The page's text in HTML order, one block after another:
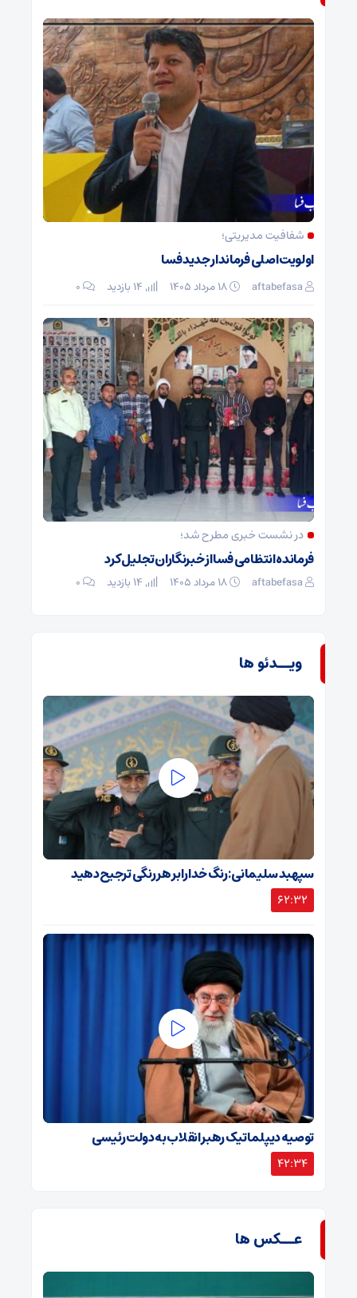
شفافیت مدیریتی؛
اولویت اصلی فرماندار جدید فسا
aftabefasa ۰
در نشست خبری مطرح شد؛
فرمانده انتظامی فسا از خبرنگاران تجلیل کرد
aftabefasa ۰
ویــدئو ها
سپهبد سلیمانی: رنگ خدا را بر هر رنگی ترجیح دهید
62:32
توصیه دیپلماتیک رهبر انقلاب به دولت رئیسی
42:34
عــکس ها